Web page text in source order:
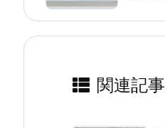
関連記事